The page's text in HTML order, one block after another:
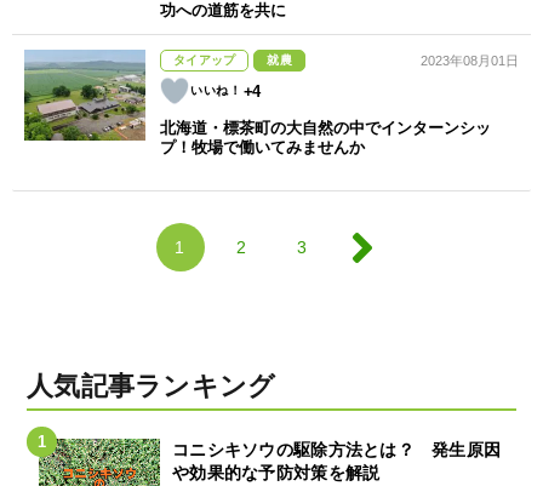
功への道筋を共に
タイアップ 就農
+4
2023年08月01日
北海道・標茶町の大自然の中でインターンシッ
プ！牧場で働いてみませんか
1 2 3
人気記事ランキング
コニシキソウの駆除方法とは？ 発生原因
や効果的な予防対策を解説